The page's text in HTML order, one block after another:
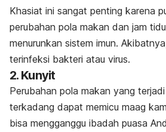
Khasiat ini sangat penting karena
perubahan pola makan dan jam
menurunkan sistem imun.
terinfeksi bakteri atau virus.
2. Kunyit
Perubahan pola makan yang
terkadang dapat memicu maag
bisa mengganggu ibadah puasa